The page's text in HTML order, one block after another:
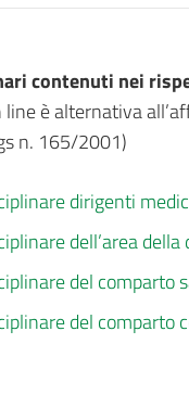
contenuti nei
line è alternativa
n. 165/2001)
dirigenti
dell’area
del comparto
del